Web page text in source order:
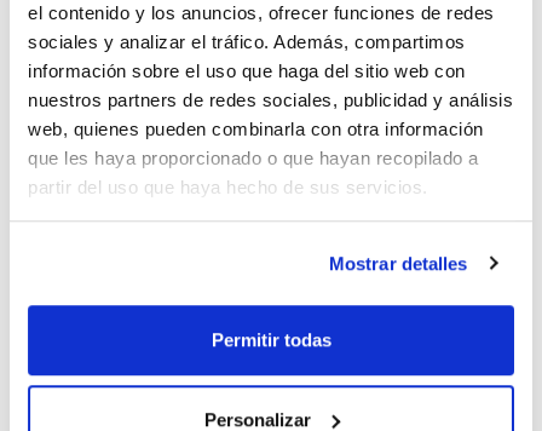
el contenido y los anuncios, ofrecer funciones de redes
sociales y analizar el tráfico. Además, compartimos
información sobre el uso que haga del sitio web con
nuestros partners de redes sociales, publicidad y análisis
web, quienes pueden combinarla con otra información
que les haya proporcionado o que hayan recopilado a
partir del uso que haya hecho de sus servicios.
Mostrar detalles
Permitir todas
Personalizar
Envase Referencia Disponibilidad Mi Precio
x u. LAUL003761
disponibilidad
Comprar
Imprimir ficha de
Potencia calorífica máx. (kW) : 3,6
Volumen de llenado máx. (L) : 42
Profundidad baño útil (mm) : 180